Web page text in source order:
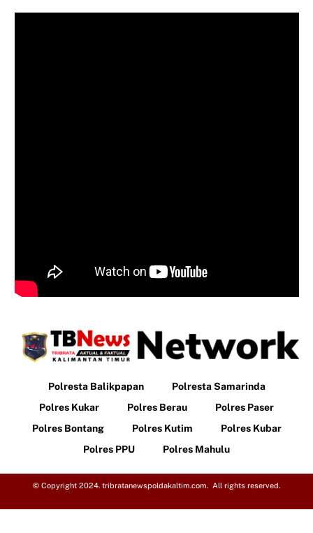
Polresta Balikpapan
Polresta Samarinda
Polres Kukar
Polres Berau
Polres Paser
Polres Bontang
Polres Kutim
Polres Kubar
Polres PPU
Polres Mahulu
© Copyright 2024. tribratanewspoldakaltim.com. All rights reserved.